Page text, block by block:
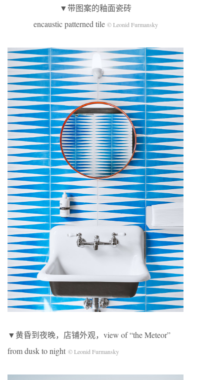
▼带图案的釉面瓷砖
encaustic patterned tile ©Leonid Furmansky
▼黄昏到夜晚，店铺外观，view of “the Meteor”
from dusk to night ©Leonid Furmansky